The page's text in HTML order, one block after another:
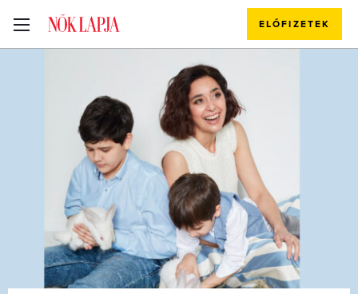
ELŐFIZETEK